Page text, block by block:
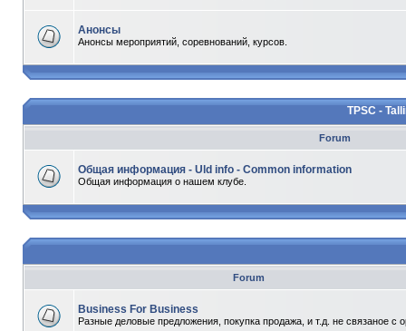
Анонсы
Анонсы мероприятий, соревнований, курсов.
TPSC -
Forum
Общая информация - Uld info - Common information
Общая информация о нашем клубе.
Forum
Business For Business
Разные деловые предложения, покупка продажа, и т.д. не связаное с